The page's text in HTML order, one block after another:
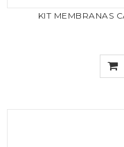
KIT MEMBRANAS